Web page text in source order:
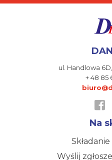
ul. Handlowa 6D,
+ 48 85
Na
Wyślij